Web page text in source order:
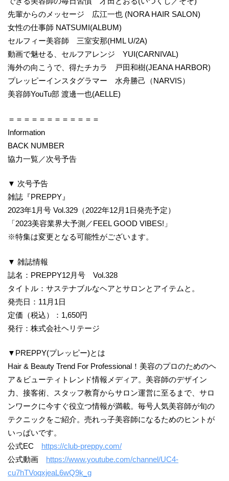
先輩からのメッセージ 広江一也 (NORA HAIR SALON)
女性の仕事師 NATSUMI(ALBUM)
セルフィー美容師 三室安那(HML U/2A)
動画で魅せる、セルフアレンジ YUI(CARNIVAL)
海外の向こうで、得たチカラ 戸田和樹(JEANA HARBOR)
プレッピーインスタグラマー 水舟勝己（NARVIS）
美容師YouTu部 渡邊一也(AELLE)
＝＝＝＝＝＝＝＝＝＝＝＝
Information
BACK NUMBER
協力一覧／次号予告
▼ 次号予告
雑誌『PREPPY』
2023年1月号 Vol.329（2022年12月1日発売予定）
「2023美容業界大予測／FEEL GOOD VIBES!」
※特集は変更となる可能性がございます。
▼ 雑誌情報
誌名：PREPPY12月号 Vol.328
タイトル：サステナブルなヘアとサロンとアイテムと。
発売日：11月1日
定価（税込）：1,650円
発行：株式会社ヘリテージ
▼PREPPY(プレッピー)とは
Hair & Beauty Trend For Professional！美容のプロのためのヘ
ア＆ビューティトレンド情報メディア。美容師のデザイン
力、接客術、スタッフ教育からサロン運営に至るまで、サロ
ンワークに今すぐ役立つ情報が満載。毎号人気美容師が旬の
テクニックをご紹介。売れっ子美容師になるためのヒントが
いっぱいです。
公式EC
https://club-preppy.com/
公式動画
https://www.youtube.com/channel/UC4-
cu7hTVoqxjeaL6wQ9k_g